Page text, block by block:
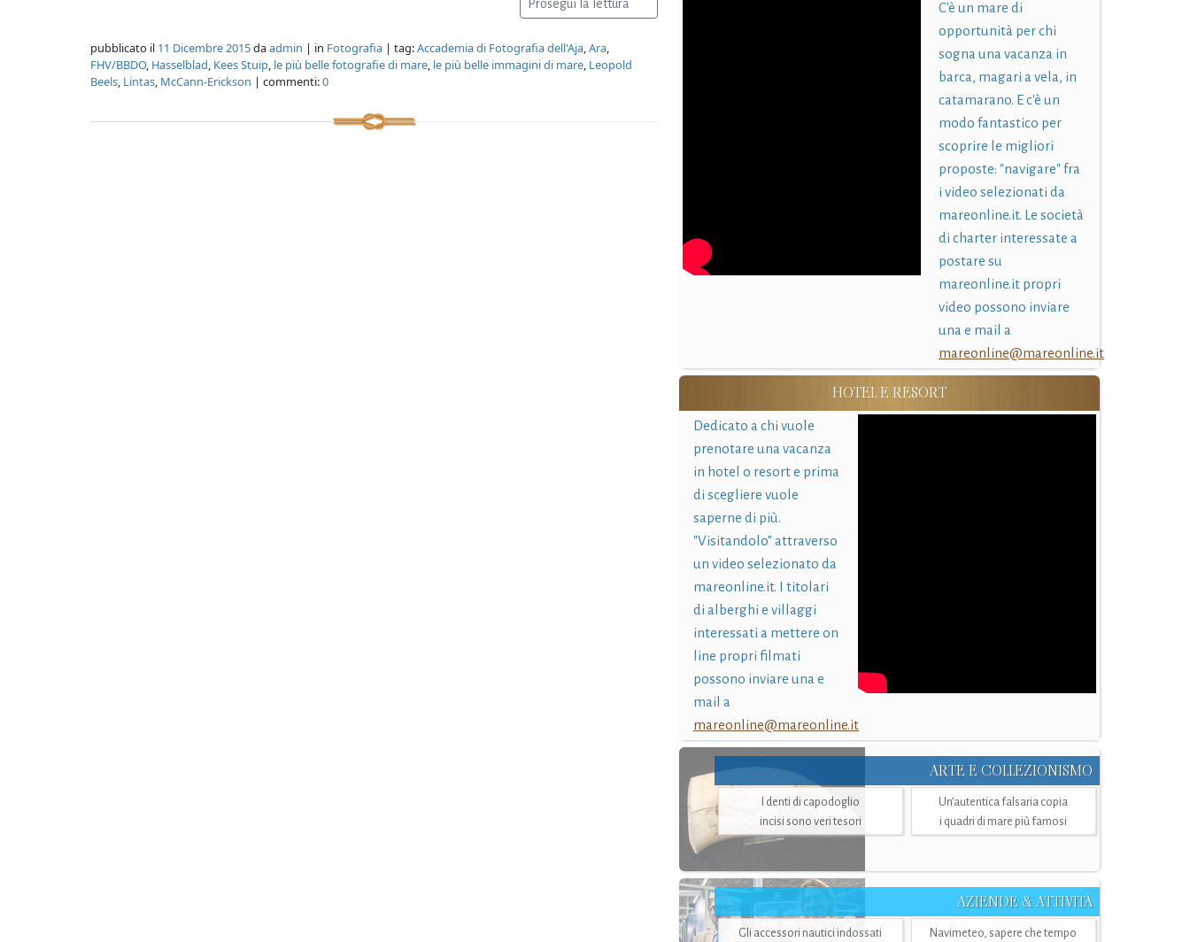
Prosegui la lettura
pubblicato il 11 Dicembre 2015daadmin | in Fotografia | tag:Accademia di Fotografia dell'Aja,Ara,
FHV/BBDO, Hasselblad, Kees Stuip, le più belle fotografie di mare, le più belle immagini di mare, Leopold
Beels, Lintas, McCann-Erickson | commenti:0
C'è un mare di
opportunità per chi
sogna una vacanza in
barca, magari a vela, in
catamarano. E c'è un
modo fantastico per
scoprire le migliori
proposte: "navigare" fra
i video selezionati da
mareonline.it. Le società
di charter interessate a
postare su
mareonline.it propri
video possono inviare
una e mail a
mareonline@mareonline.it
HOTEL E RESORT
Dedicato a chi vuole
prenotare una vacanza
in hotel o resort e prima
di scegliere vuole
saperne di più.
"Visitandolo" attraverso
un video selezionato da
mareonline.it. I titolari
di alberghi e villaggi
interessati a mettere on
line propri filmati
possono inviare una e
mail a
mareonline@mareonline.it
ARTE E COLLEZIONISMO
I denti di capodoglio
incisi sono veri tesori
Un’autentica falsaria copia
i quadri di mare più famosi
AZIENDE & ATTIVITÀ
Gli accessori nautici indossati
Navimeteo, sapere che tempo